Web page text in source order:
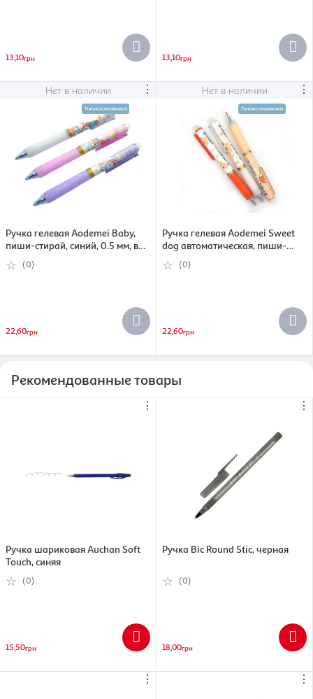
13,10грн 13,10грн
Нет в наличии ⋮
Ручка гелевая Aodemei Baby,
пиши-стирай, синий, 0.5 мм, в
ассортименте (6956953530771)
(0)
22,60грн
Нет в наличии ⋮
Ручка гелевая Aodemei Sweet
dog автоматическая, пиши-
стирай, синий, 0.5 мм, в
ассортименте (6956953530726)
(0)
22,60грн
Рекомендованные товары
⋮
Ручка шариковая Auchan Soft
Touch, синяя
(0)
15,50грн
⋮
Ручка Bic Round Stic, черная
(0)
18,00грн
⋮ ⋮